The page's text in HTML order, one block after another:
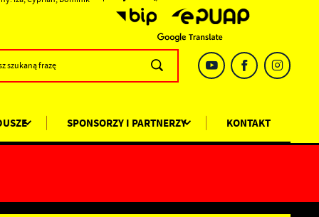
SPONSORZY I PARTNERZY KONTAKT